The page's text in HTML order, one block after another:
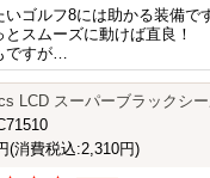
ゴルフ8には助かる装備で
スムーズに動けば直良！
ですが…
LCD スーパーブラックシ
(消費税込:2,310円)